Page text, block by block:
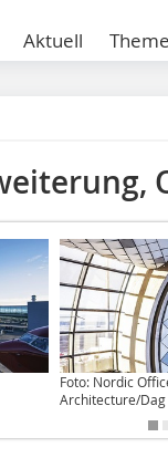
Aktuell
Foto: Nordic
Architecture/Dag